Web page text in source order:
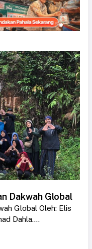
Dakwah Global
Global Oleh: Elis
Dahla....